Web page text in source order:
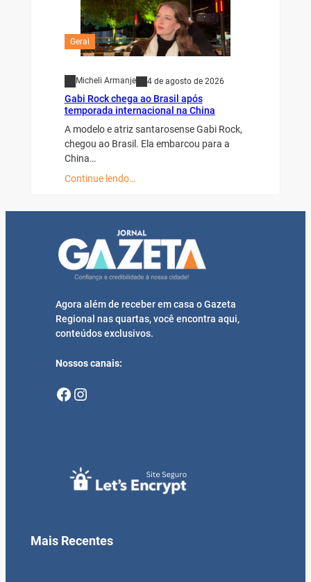
Geral
Micheli Armanje 4 de agosto de 2026
Gabi Rock chega ao Brasil após
temporada internacional na China
A modelo e atriz santarosense Gabi Rock,
chegou ao Brasil. Ela embarcou para a
China…
Continue lendo…
Agora além de receber em casa o Gazeta
Regional nas quartas, você encontra aqui,
conteúdos exclusivos.
Nossos canais:
Facebook Instagram
Mais Recentes